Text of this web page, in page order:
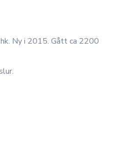
Ny i 2015. Gått ca 2200